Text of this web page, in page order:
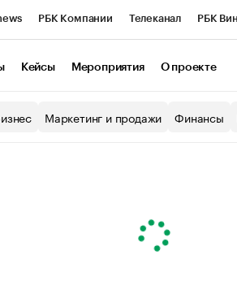
РБК Компании Телеканал РБК
Экономика Бизнес
Кейсы Мероприятия О проекте
Маркетинг и продажи Финансы